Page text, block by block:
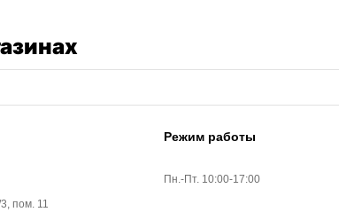
Режим работы
пом. 11
Пн.-Пт. 10:00-17:00